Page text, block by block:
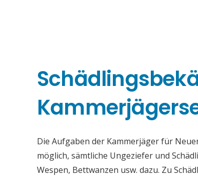
Die Aufgaben der Kammerjäger für
möglich, sämtliche Ungeziefer und
Wespen, Bettwanzen usw. dazu. Zu